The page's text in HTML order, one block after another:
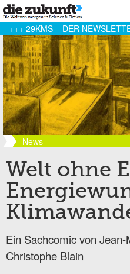
+++ 29KMS – DER
News
Welt ohne
Ein Sachcomic von
Christophe Blain